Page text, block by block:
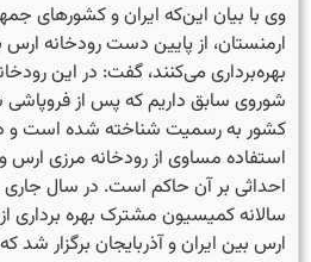
وی با بیان این‌که ایران و کشورهای
ارمنستان، از پایین دست رودخانه
بهره‌برداری می‌کنند، گفت: در این
شوروی سابق داریم که پس از
کشور به رسمیت شناخته شده است و
استفاده مساوی از رودخانه مرزی
احداثی بر آن حاکم است. در سال
سالانه کمیسیون مشترک بهره برداری
ارس بین ایران و آذربایجان برگزار